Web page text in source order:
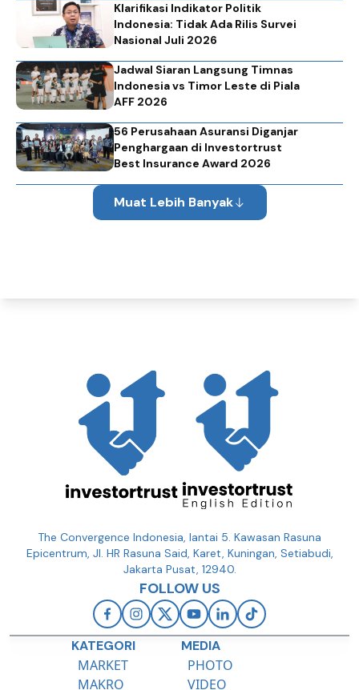
Klarifikasi Indikator Politik
Indonesia: Tidak Ada Rilis Survei
Nasional Juli 2026
Jadwal Siaran Langsung Timnas
Indonesia vs Timor Leste di Piala
AFF 2026
56 Perusahaan Asuransi Diganjar
Penghargaan di Investortrust
Best Insurance Award 2026
Muat Lebih Banyak
The Convergence Indonesia, lantai 5. Kawasan Rasuna
Epicentrum, Jl. HR Rasuna Said, Karet, Kuningan, Setiabudi,
Jakarta Pusat, 12940.
FOLLOW US
KATEGORI
MARKET
MAKRO
MEDIA
PHOTO
VIDEO